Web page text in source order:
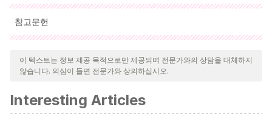
참고문헌
인용된 모든 출처는 우리 팀에 의해 집요하게 검토되어 질의의 질,
신뢰성, 시대에 맞음 및 타당성을 보장하기 위해 처리되었습니다.
이 문서의 참고 문헌은 신뢰성이 있으며 학문적 또는 과학적으로 정
Flores-Ramírez Salvador, Flores-Morales José Luis,
이 텍스트는 정보 제공 목적으로만 제공되며 전문가와의 상담을 대체하지
않습니다. 의심이 들면 전문가와 상의하십시오.
Interesting Articles